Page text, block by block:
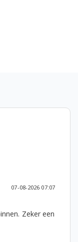
07-08-2026 07:07
Zeker een